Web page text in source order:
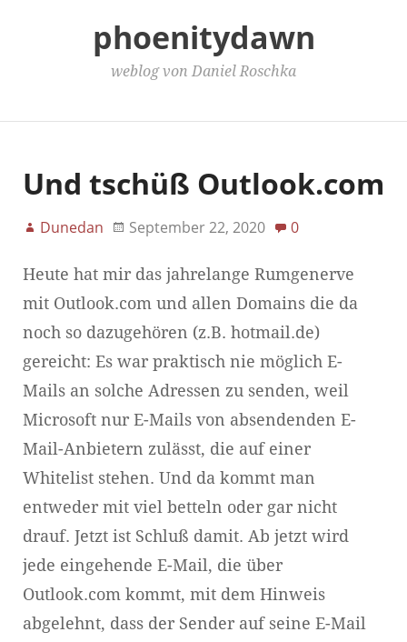
phoenitydawn
weblog von Daniel Roschka
Und tschüß Outlook.com
Dunedan September 22, 2020 0
Heute hat mir das jahrelange Rumgenerve
mit Outlook.com und allen Domains die da
noch so dazugehören (z.B. hotmail.de)
gereicht: Es war praktisch nie möglich E-
Mails an solche Adressen zu senden, weil
Microsoft nur E-Mails von absendenden E-
Mail-Anbietern zulässt, die auf einer
Whitelist stehen. Und da kommt man
entweder mit viel betteln oder gar nicht
drauf. Jetzt ist Schluß damit. Ab jetzt wird
jede eingehende E-Mail, die über
Outlook.com kommt, mit dem Hinweis
abgelehnt, dass der Sender auf seine E-Mail